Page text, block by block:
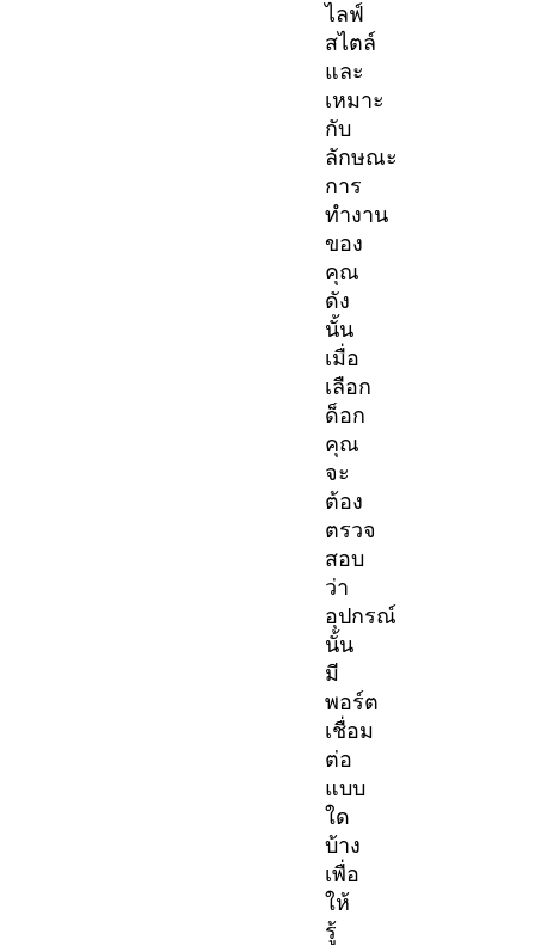
ไลฟ์
สไตล์
และ
เหมาะ
กับ
ลักษณะ
การ
ทำงาน
ของ
คุณ
ดัง
นั้น
เมื่อ
เลือก
ด็อก
คุณ
จะ
ต้อง
ตรวจ
สอบ
ว่า
อุปกรณ์
นั้น
มี
พอร์ต
เชื่อม
ต่อ
แบบ
ใด
บ้าง
เพื่อ
ให้
รู้